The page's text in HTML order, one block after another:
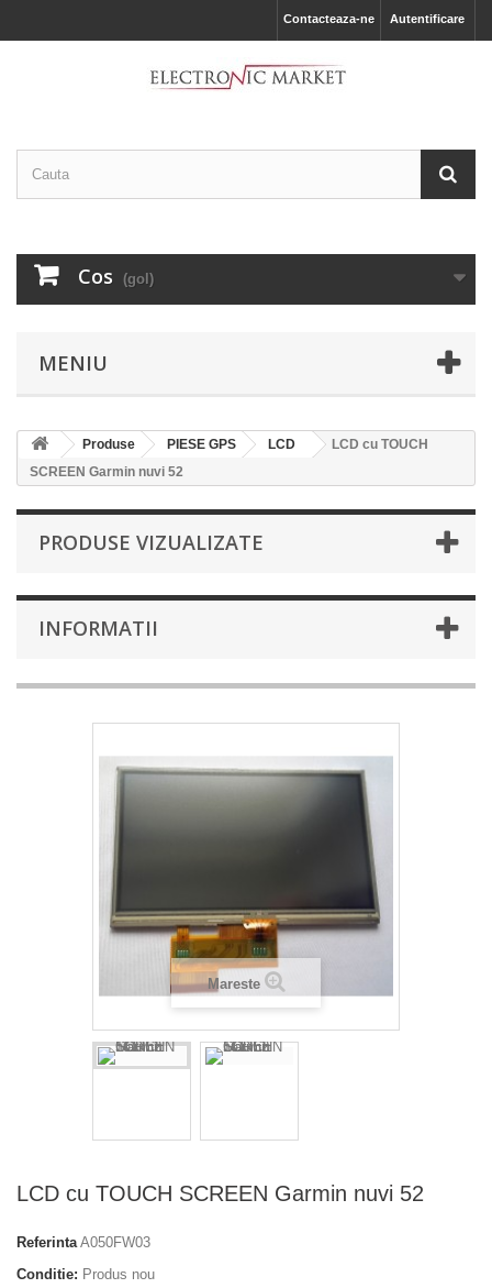
Autentificare
Contacteaza-ne
Cos (gol)
MENIU
Produse PIESE GPS LCD
LCD cu TOUCH
SCREEN Garmin nuvi 52
PRODUSE VIZUALIZATE
INFORMATII
Mareste
LCD cu TOUCH SCREEN Garmin nuvi 52
Referinta A050FW03
Conditie: Produs nou